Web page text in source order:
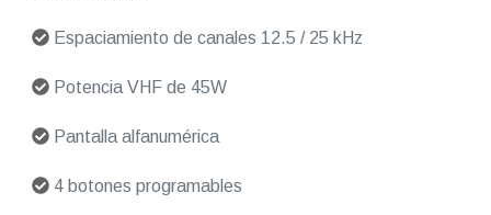
Espaciamiento de canales 12.5 / 25 kHz
Potencia VHF de 45W
Pantalla alfanumérica
4 botones programables